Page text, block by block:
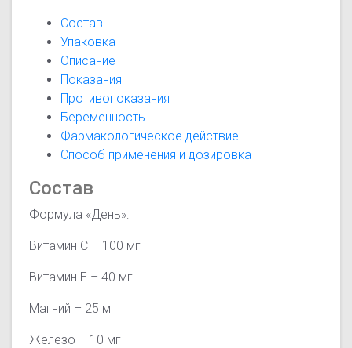
Состав
Упаковка
Описание
Показания
Противопоказания
Беременность
Фармакологическое действие
Способ применения и дозировка
Состав
Формула «День»:
Витамин С – 100 мг
Витамин Е – 40 мг
Магний – 25 мг
Железо – 10 мг